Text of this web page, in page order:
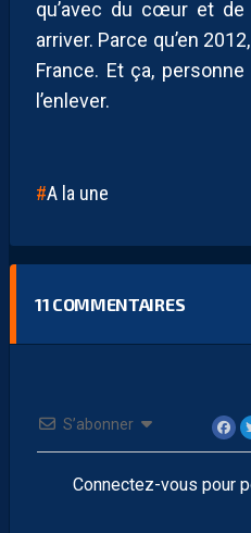
qu’avec du cœur et
arriver. Parce qu’en
France. Et ça,
l’enlever.
A la une
11 COMMENTAIRES
S’abonner
Connectez-vous pour